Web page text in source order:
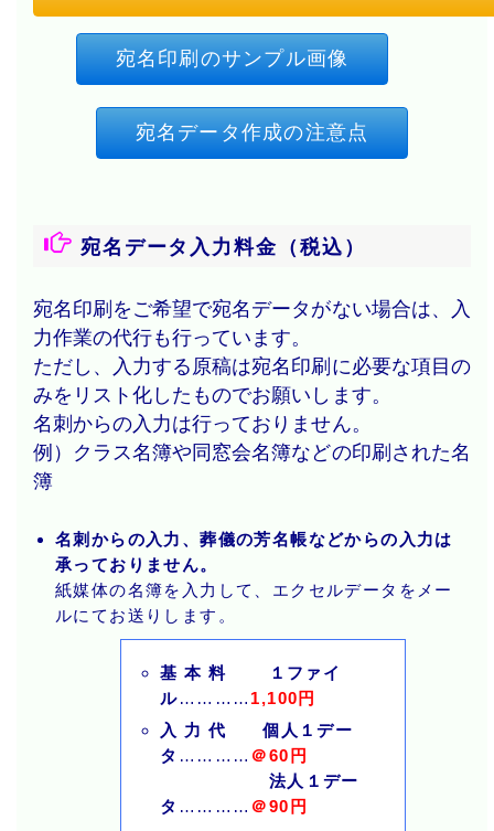
宛名印刷のサンプル画像
宛名データ作成の注意点
宛名データ入力料金（税込）
宛名印刷をご希望で宛名データがない場合は、入
力作業の代行も行っています。
ただし、入力する原稿は宛名印刷に必要な項目の
みをリスト化したものでお願いします。
名刺からの入力は行っておりません。
例）クラス名簿や同窓会名簿などの印刷された名
簿
名刺からの入力、葬儀の芳名帳などからの入力は
承っておりません。
紙媒体の名簿を入力して、エクセルデータをメー
ルにてお送りします。
基 本 料 １ファイ
ル………… 1,100円
入 力 代 個人１デー
タ ………… ＠60円
法人１デー
タ ………… ＠90円